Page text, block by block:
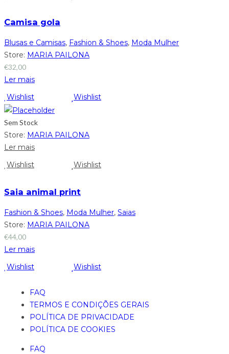
Camisa gola
Blusas e Camisas, Fashion & Shoes, Moda Mulher
Store: MARIA PAILONA
€32,00
Ler mais
Wishlist
Wishlist
Sem Stock
Store: MARIA PAILONA
Ler mais
Wishlist
Wishlist
Saia animal print
Fashion & Shoes, Moda Mulher, Saias
Store: MARIA PAILONA
€44,00
Ler mais
Wishlist
Wishlist
FAQ
TERMOS E CONDIÇÕES GERAIS
POLÍTICA DE PRIVACIDADE
POLÍTICA DE COOKIES
FAQ